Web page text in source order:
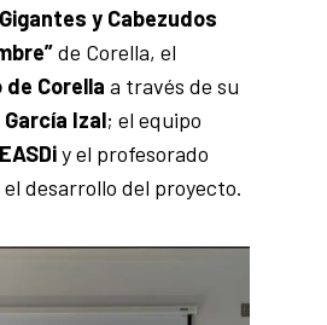
y Cabezudos
de Corella, el
Corella a través de su
Izal; el equipo
EASDiy el profesorado
desarrollo del proyecto.